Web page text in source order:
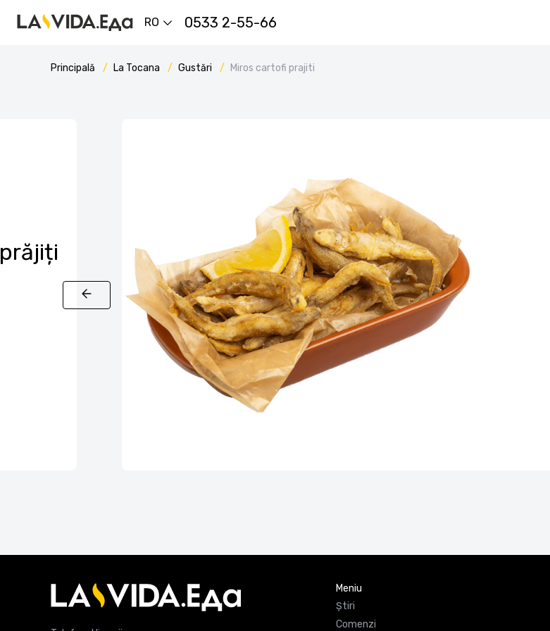
RO 0533 2-55-66
Principală La Tocana Gustări Miros cartofi prajiti
Meniu
Știri
Comenzi